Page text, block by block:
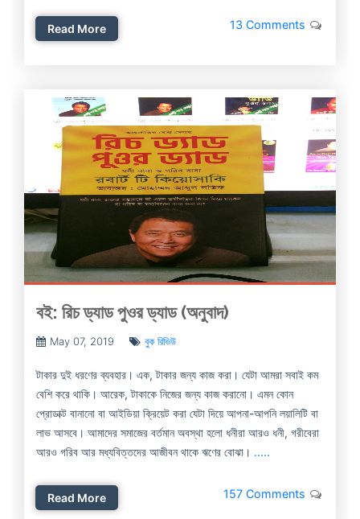
Read More 13 Comments
বই: রিচ ড্যাড পুওর ড্যাড (অনুবাদ)
May 07, 2019 বুক রিভিউ
টাকার দুই ধরণের ব্যবহার। এক, টাকার জন্য কাজ করা। যেটা আমরা সবাই কম
বেশি করে থাকি। আরেক, টাকাকে নিজের জন্য কাজ করানো। এমন কোন
প্রোডাক্ট বানানো বা আইডিয়া ক্রিয়েট করা যেটা দিয়ে আপনা-আপনি লয়ালিটি বা
লাভ আসবে। আমাদের সমাজের বর্তমান অবস্থা হলো ধনীরা আরও ধনী, গরীবেরা
আরও গরিব আর মধ্যবিত্তদের আজীবন থাকে ঋণের বোঝা। .....
Read More 157 Comments